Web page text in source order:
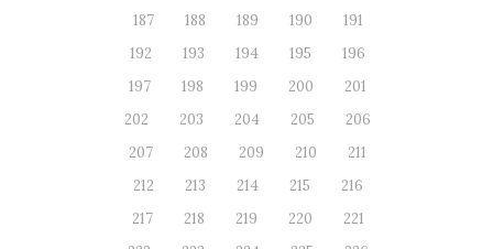
187
188 189 190
191
192
193 194 195
196
197
198 199 200
201
202
203 204 205
206
207
208 209 210
211
212
213 214 215
216
217
218 219 220
221